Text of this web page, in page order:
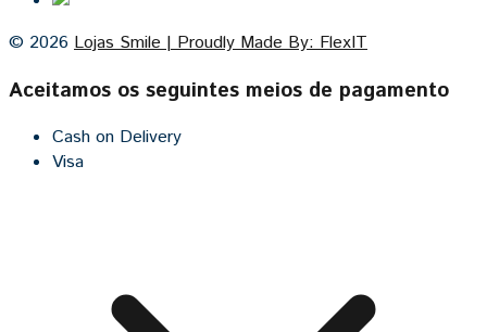
© 2026 Lojas Smile | Proudly Made By: FlexIT
Aceitamos os seguintes meios de pagamento
Cash on Delivery
Visa